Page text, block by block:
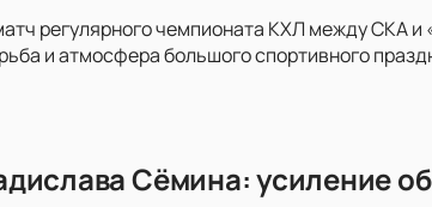
регулярного чемпионата КХЛ между СКА
и атмосфера большого спортивного
Сёмина: усиление